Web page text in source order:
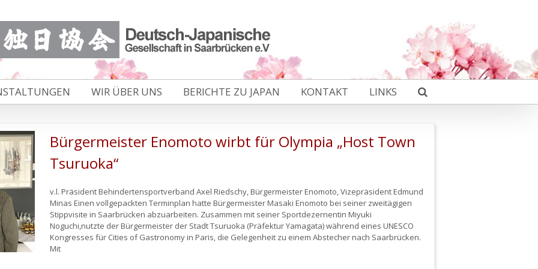
WIR ÜBER UNS BERICHTE ZU JAPAN KONTAKT LINKS
Bürgermeister Enomoto wirbt für Olympia „Host Town
Tsuruoka“
v.l. Präsident Behindertensportverband Axel Riedschy, Bürgermeister Enomoto, Vizepräsident Edmund
Minas Einen vollgepackten Terminplan hatte Bürgermeister Masaki Enomoto bei seiner zweitägigen
Stippvisite in Saarbrücken abzuarbeiten. Zusammen mit seiner Sportdezernentin Miyuki
Noguchi,nutzte der Bürgermeister der Stadt Tsuruoka (Präfektur Yamagata) während eines UNESCO
Kongresses für Cities of Gastronomy in Paris, die Gelegenheit zu einem Abstecher nach Saarbrücken.
Mit